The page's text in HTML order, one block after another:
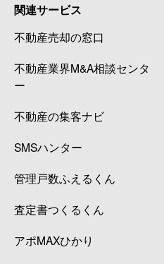
関連サービス
不動産売却の窓口
不動産業界M&A相談センタ
ー
不動産の集客ナビ
SMSハンター
管理戸数ふえるくん
査定書つくるくん
アポMAXひかり